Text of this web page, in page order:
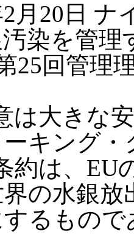
月20日 ナ
染を管
25回管理
大きな
キング
約は、EU
の水銀
るもので